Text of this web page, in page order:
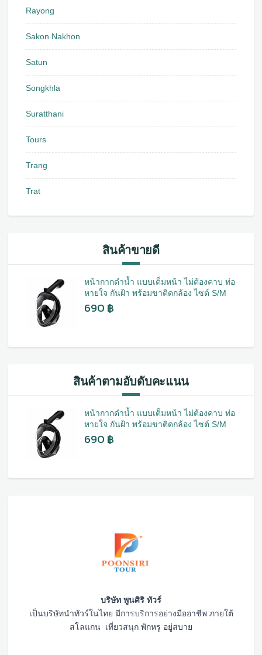
Rayong
Sakon Nakhon
Satun
Songkhla
Suratthani
Tours
Trang
Trat
สินค้าขายดี
หน้ากากดำน้ำ แบบเต็มหน้า ไม่ต้องคาบ ท่อ
หายใจ กันฝ้า พร้อมขาติดกล้อง ไซต์ S/M
690 ฿
สินค้าตามอับดับคะแนน
หน้ากากดำน้ำ แบบเต็มหน้า ไม่ต้องคาบ ท่อ
หายใจ กันฝ้า พร้อมขาติดกล้อง ไซต์ S/M
690 ฿
บริษัท พูนศิริ ทัวร์
เป็นบริษัทนำทัวร์ในไทย มีการบริการอย่างมืออาชีพ ภายใต้
สโลแกน เที่ยวสนุก พักหรู อยู่สบาย